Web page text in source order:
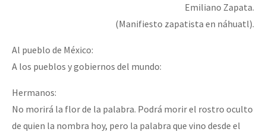
Emiliano Zapata.
(Manifiesto zapatista en náhuatl).
Al pueblo de México:
A los pueblos y gobiernos del mundo:
Hermanos:
No morirá la flor de la palabra. Podrá morir el rostro oculto
de quien la nombra hoy, pero la palabra que vino desde el